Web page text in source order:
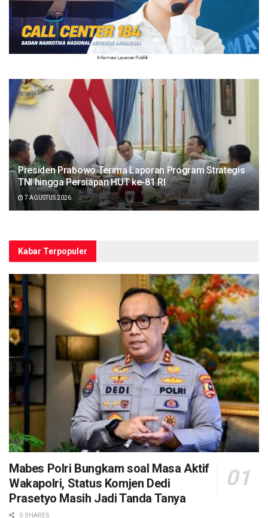
Presiden Prabowo Terima Laporan Program Strategis
TNI hingga Persiapan HUT ke-81 RI
7 AGUSTUS 2026
Kabar Terpopuler
Mabes Polri Bungkam soal Masa Aktif
Wakapolri, Status Komjen Dedi
Prasetyo Masih Jadi Tanda Tanya
0 SHARES